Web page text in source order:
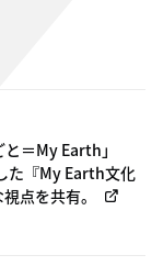
＝My Earth」
た『My Earth文化
点を共有。